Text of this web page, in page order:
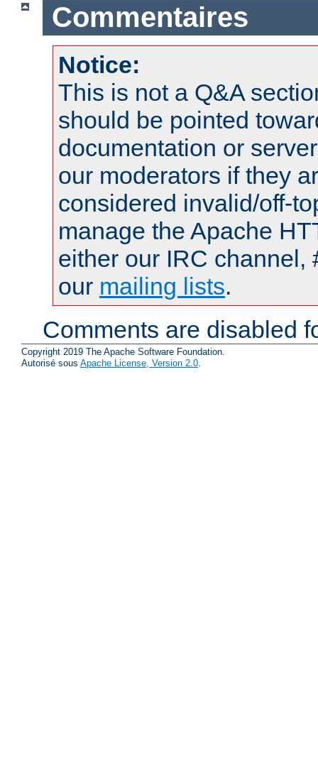
Commentaires
Notice:
This is not a Q&A
should be pointed
documentation or
our moderators if they
considered invalid/off-
manage the Apache
either our IRC channel,
our mailing lists.
Comments are disabled
Copyright 2019 The Apache Software Foundation.
Autorisé sous Apache License, Version 2.0